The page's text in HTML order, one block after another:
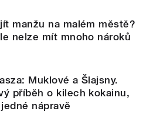
manžu na malém městě?
nelze mít mnoho nároků
Muklové a Šlajsny.
příběh o kilech kokainu,
nápravě